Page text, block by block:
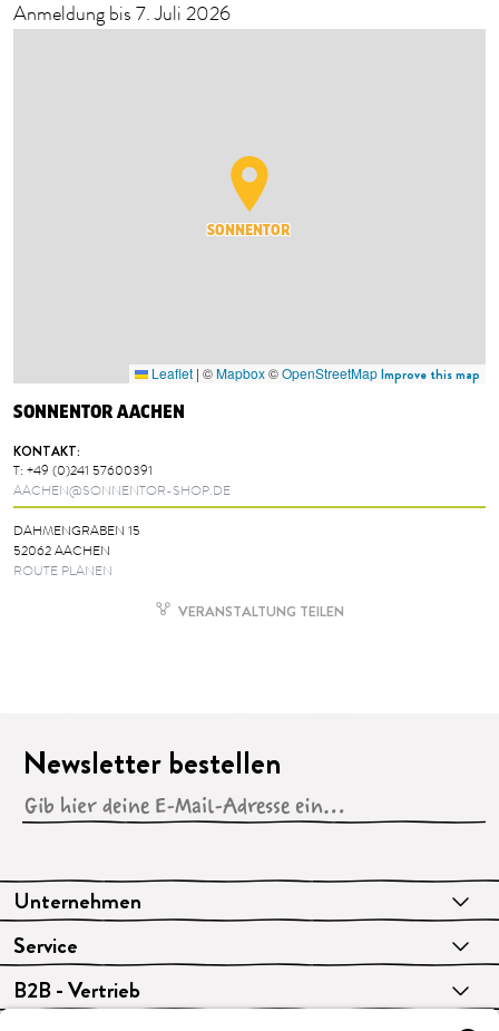
Anmeldung bis 7. Juli 2026
SONNENTOR AACHEN
KONTAKT:
T: +49 (0)241 57600391
AACHEN@SONNENTOR-SHOP.DE
DAHMENGRABEN 15
52062 AACHEN
ROUTE PLANEN
VERANSTALTUNG TEILEN
SONNENTOR
Leaflet | ©Mapbox©OpenStreetMapImprove this map
Unternehmen
Service
B2B - Vertrieb
Newsletter bestellen